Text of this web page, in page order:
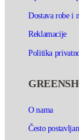
Dostava robe i
Reklamacije
Politika
O nama
Često